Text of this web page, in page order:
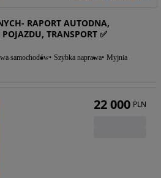
RAPORT AUTODNA,
TRANSPORT ✅
samochodów Szybka naprawa Myjnia
22 000 PLN